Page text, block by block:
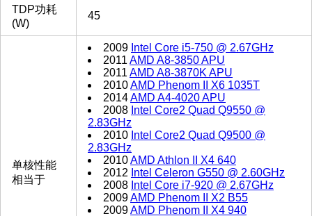
TDP功耗
(W)
45
单核性能
相当于
2009 Intel Core i5-750 @ 2.67GHz
2011AMD A8-3850 APU
2011AMD A8-3870K APU
2010AMD Phenom II X6 1035T
2014AMD A4-4020 APU
2008 Intel Core2 Quad Q9550 @
2.83GHz
2010 Intel Core2 Quad Q9500 @
2.83GHz
2010AMD Athlon II X4 640
2012 Intel Celeron G550 @ 2.60GHz
2008 Intel Core i7-920 @ 2.67GHz
2009AMD Phenom II X2 B55
2009AMD Phenom II X4 940